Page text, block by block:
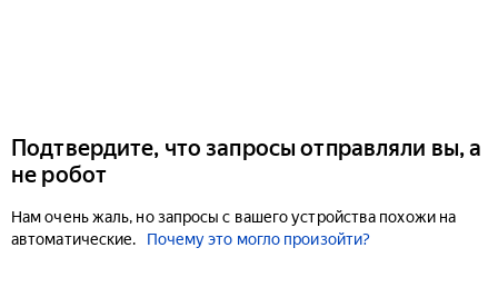
Подтвердите, что запросы отправляли вы, а
не робот
Нам очень жаль, но запросы с вашего устройства похожи на
автоматические.
Почему это могло произойти?